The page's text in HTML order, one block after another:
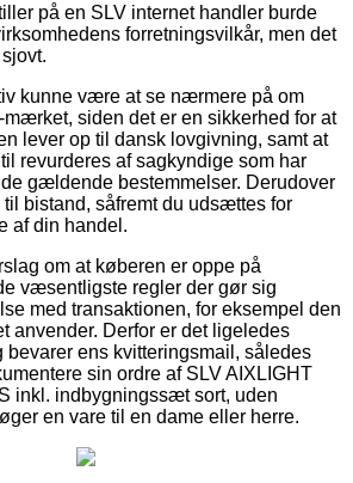
på en SLV internet handler burde
forretningsvilkår, men det
kunne være at se nærmere på om
siden det er en sikkerhed for at
lever op til dansk lovgivning, samt at
revurderes af sagkyndige som har
gældende bestemmelser. Derudover
bistand, såfremt du udsættes for
af din handel.
om at køberen er oppe på
væsentligste regler der gør sig
med transaktionen, for eksempel den
anvender. Derfor er det ligeledes
bevarer ens kvitteringsmail, således
sin ordre af SLV AIXLIGHT
inkl. indbygningssæt sort, uden
en vare til en dame eller herre.